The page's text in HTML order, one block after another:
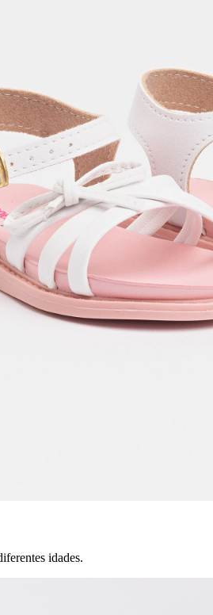
idades.